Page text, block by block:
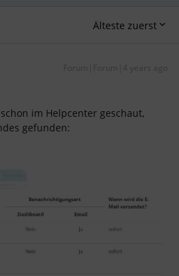
Älteste zuerst
Forum|Forum|4 years ago
im Helpcenter geschaut,
gefunden: